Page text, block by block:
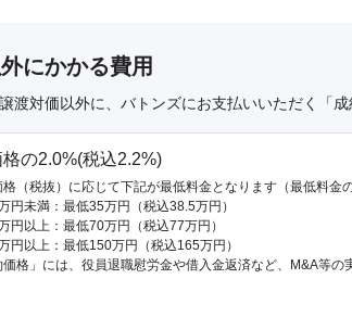
にかかる費用
渡対価以外に、バトンズにお支払いいただく「
格の2.0%(税込2.2%)
格（税抜）に応じて下記が最低料金となります（最低料金
円未満：最低35万円（税込38.5万円）
円以上：最低70万円（税込77万円）
円以上：最低150万円（税込165万円）
価格」には、役員退職慰労金や借入金返済など、M&A等